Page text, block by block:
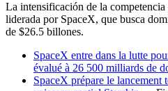
La intensificación de la competencia
liderada por SpaceX, que busca
de $26.5 billones.
SpaceX entre dans la lutte
évalué à 26 500 milliards de
SpaceX prépare le lancement